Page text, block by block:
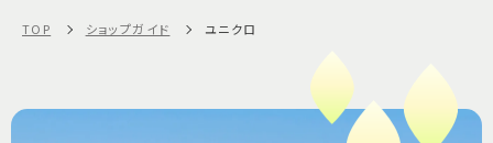
TOP ショップガイド ユニクロ